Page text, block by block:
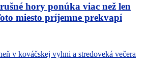
hory ponúka viac než len
miesto príjemne prekvapí